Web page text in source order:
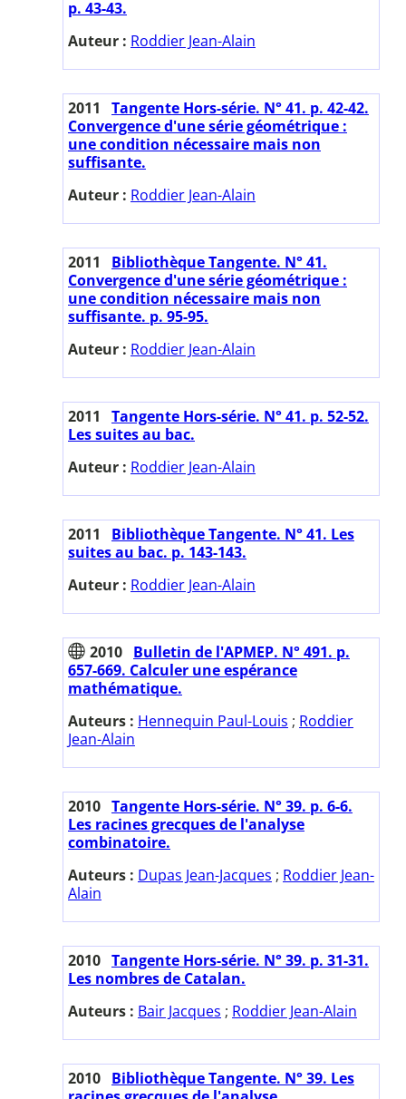
p. 43-43.
Auteur : Roddier Jean-Alain
2011
Tangente Hors-série. N° 41. p. 42-42.
Convergence d'une série géométrique :
une condition nécessaire mais non
suffisante.
Auteur : Roddier Jean-Alain
2011
Bibliothèque Tangente. N° 41.
Convergence d'une série géométrique :
une condition nécessaire mais non
suffisante. p. 95-95.
Auteur : Roddier Jean-Alain
2011
Tangente Hors-série. N° 41. p. 52-52.
Les suites au bac.
Auteur : Roddier Jean-Alain
2011
Bibliothèque Tangente. N° 41. Les
suites au bac. p. 143-143.
Auteur : Roddier Jean-Alain
2010 Bulletin de l'APMEP. N° 491. p.
657-669. Calculer une espérance
mathématique.
Auteurs : Hennequin Paul-Louis ; Roddier
Jean-Alain
2010 Tangente Hors-série. N° 39. p. 6-6.
Les racines grecques de l'analyse
combinatoire.
Auteurs : Dupas Jean-Jacques ; Roddier Jean-
Alain
2010 Tangente Hors-série. N° 39. p. 31-31.
Les nombres de Catalan.
Auteurs : Bair Jacques ; Roddier Jean-Alain
2010 Bibliothèque Tangente. N° 39. Les